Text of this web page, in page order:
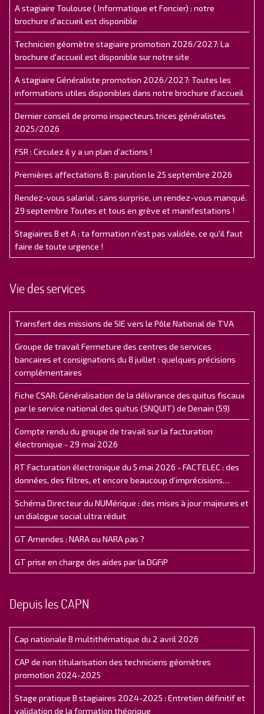
A stagiaire Toulouse ( Informatique et Foncier) : notre
brochure d'accueil est disponible
Technicien géomètre stagiaire promotion 2026/2027: La
brochure d'accueil est disponible sur notre site
A stagiaire Généraliste promotion 2026/2027: Toutes les
informations utiles disponibles dans notre brochure d'accueil
Dernier conseil de promo inspecteurs.trices généralistes
2025/2026
FSR : Circulez il y a un plan d’actions !
Premières affectations B : parution le 25 septembre 2026
Rendez-vous salarial : sans surprise, un rendez-vous manqué.
29 septembre Toutes et tous en grève et manifestations !
Stagiaires B et A : ta formation n'est pas validée, ce qu'il faut
faire de toute urgence !
Vie des services
Transfert des missions de SIE vers le Pôle National de TVA
Groupe de travail Fermeture des centres de services
bancaires et consignations du 8 juillet : quelques précisions
complémentaires
Fiche CSAR: Généralisation de la délivrance des quitus fiscaux
par le service national des quitus (SNQUIT) de Denain (59)
Compte rendu du groupe de travail sur la facturation
électronique - 29 mai 2026
RT Facturation électronique du 5 mai 2026 - FACTELEC : des
données, des filtres, et encore beaucoup d’imprécisions…
Schéma Directeur du NUMérique : des mises à jour majeures et
un dialogue social ultra réduit
GT Amendes : NARA ou NARA pas ?
GT prise en charge des aides par la DGFiP
Depuis les CAPN
Cap nationale B multithématique du 2 avril 2026
CAP de non titularisation des techniciens géomètres
promotion 2024-2025
Stage pratique B stagiaires 2024-2025 : Entretien définitif et
validation de la formation théorique